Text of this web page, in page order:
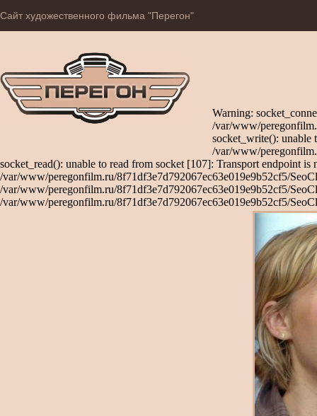
Сайт художественного фильма "Перегон"
Warning:
/var/www/
socket_write(): unable
/var/www/
socket_read(): unable to read from socket [107]: Transport endpoint is
/var/www/peregonfilm.ru/8f71df3e7d792067ec63e019e9b52cf5/
/var/www/peregonfilm.ru/8f71df3e7d792067ec63e019e9b52cf5/
/var/www/peregonfilm.ru/8f71df3e7d792067ec63e019e9b52cf5/